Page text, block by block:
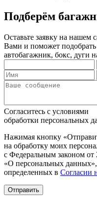
Подберём
Оставьте заявку на нашем
Вами и поможет
автобагажник, бокс, дуги
Согласитесь с условиями
обработки персональных
Нажимая кнопку
на обработку моих
с Федеральным законом
«О персональных
определенных в Согласии
Отправить